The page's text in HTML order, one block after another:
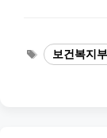
태
그
보건복지부